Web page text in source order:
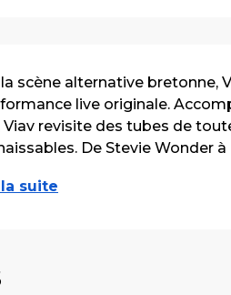
scène alternative bretonne,
live originale.
revisite des tubes de
De Stevie Wonder à
suite